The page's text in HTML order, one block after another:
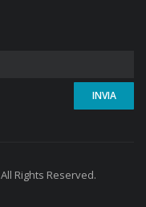
Rights Reserved.